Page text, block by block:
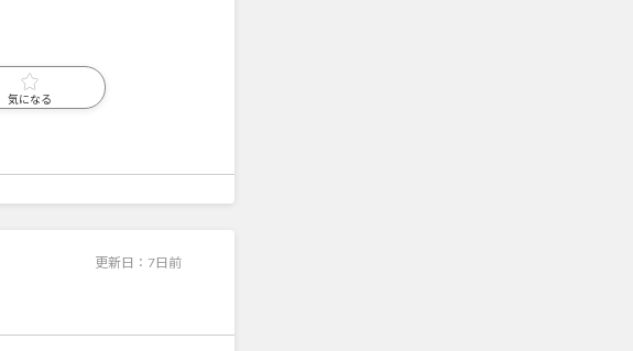
気になる
更新日： 7日前